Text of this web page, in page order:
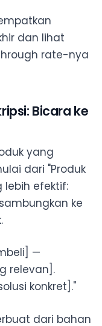
dan lihat
rate-nya
Bicara ke
yang
dari "Produk
lebih efektif:
ke
—
relevan].
konkret]."
dari bahan